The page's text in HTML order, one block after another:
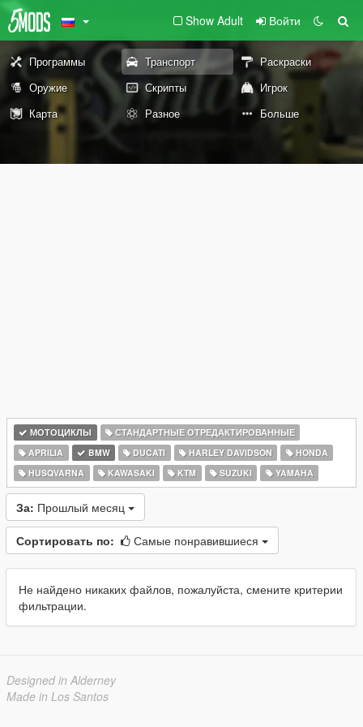
Show Adult Войти
Программы Транспорт
Раскраски
Оружие
Скрипты
Игрок
Карта
Разное Больше
МОТОЦИКЛЫ
СТАНДАРТНЫЕ ОТРЕДАКТИРОВАННЫЕ
APRILIA
BMW DUCATI HARLEY DAVIDSON
HONDA
HUSQVARNA
KAWASAKI KTM SUZUKI YAMAHA
За: Прошлый месяц
Сортировать по: Самые понравившиеся
Не найдено никаких файлов, пожалуйста, смените критерии
фильтрации.
Designed in Alderney
Made in Los Santos